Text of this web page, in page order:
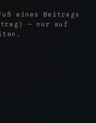
eines Beitrags
— nur auf